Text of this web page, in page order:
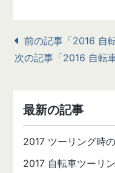
前の記事「2016 自
次の記事「2016 自転
最新の記事
2017 ツーリング時
2017 自転車ツーリ